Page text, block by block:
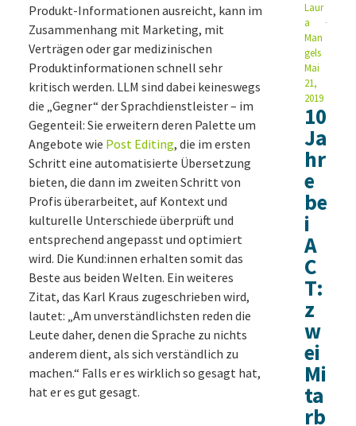
Produkt-Informationen ausreicht, kann im
Zusammenhang mit Marketing, mit
Verträgen oder gar medizinischen
Produktinformationen schnell sehr
kritisch werden. LLM sind dabei keineswegs
die „Gegner“ der Sprachdienstleister – im
Gegenteil: Sie erweitern deren Palette um
Angebote wie Post Editing, die im ersten
Schritt eine automatisierte Übersetzung
bieten, die dann im zweiten Schritt von
Profis überarbeitet, auf Kontext und
kulturelle Unterschiede überprüft und
entsprechend angepasst und optimiert
wird. Die Kund:innen erhalten somit das
Beste aus beiden Welten. Ein weiteres
Zitat, das Karl Kraus zugeschrieben wird,
lautet: „Am unverständlichsten reden die
Leute daher, denen die Sprache zu nichts
anderem dient, als sich verständlich zu
machen.“ Falls er es wirklich so gesagt hat,
hat er es gut gesagt.
Laur
a
Man
gels
Mai
21,
2019
10
Ja
hr
e
be
i
A
C
T:
z
w
ei
Mi
ta
rb